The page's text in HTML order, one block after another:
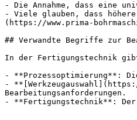
- Die Annahme, dass eine
- Viele glauben, dass
(https://www.prima-
## Verwandte Begriffe zur
In der Fertigungstechnik
- **Prozessoptimierung**:
-
Bearbeitungsanforderungen.